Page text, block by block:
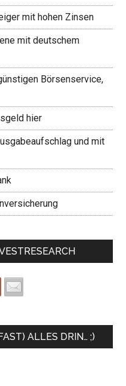
mit hohen Zinsen
mit deutschem
Börsenservice,
hier
und mit
ALLES DRIN… ;)